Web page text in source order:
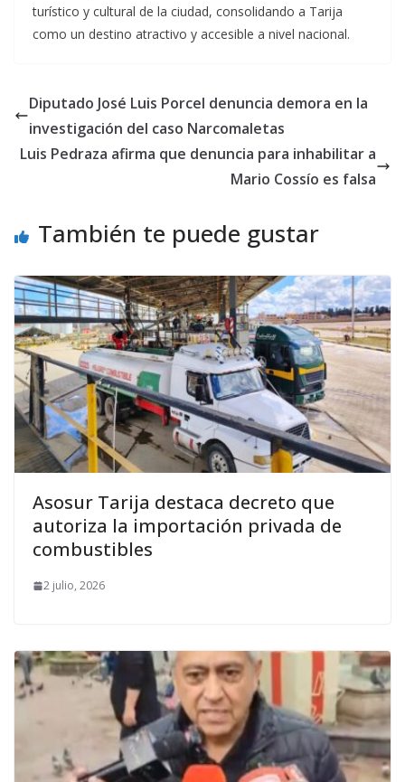
turístico y cultural de la ciudad, consolidando a Tarija
como un destino atractivo y accesible a nivel nacional.
Diputado José Luis Porcel denuncia demora en la
investigación del caso Narcomaletas
Luis Pedraza afirma que denuncia para inhabilitar a
Mario Cossío es falsa
También te puede gustar
Asosur Tarija destaca decreto que
autoriza la importación privada de
combustibles
2 julio, 2026